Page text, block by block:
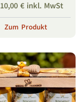
10,00 €inkl. MwSt
Zum Produkt